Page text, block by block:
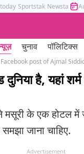
Sportstak Newstak
चुनाव पॉलिटिक्स
दुनिया है, यहां
मसूरी के एक होटल में
जाना चाहिए.
Advertisement